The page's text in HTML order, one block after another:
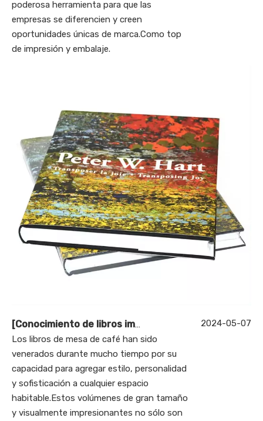
poderosa herramienta para que las
empresas se diferencien y creen
oportunidades únicas de marca.Como top
de impresión y embalaje.
[Conocimiento de libros impresos ¿Pueden los
Los libros de mesa de café han sido
venerados durante mucho tiempo por su
capacidad para agregar estilo, personalidad
y sofisticación a cualquier espacio
habitable.Estos volúmenes de gran tamaño
y visualmente impresionantes no sólo son
2024-05-07